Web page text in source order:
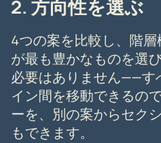
2. 方向性を選ぶ
4つの案を比較し、階
が最も豊かなものを選
必要はありません——す
イン間を移動できるの
ーを、別の案からセク
もできます。